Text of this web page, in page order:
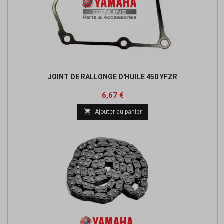
JOINT DE RALLONGE D'HUILE 450 YFZR
Prix
6,67 €Prix
base
 Ajouter au panier